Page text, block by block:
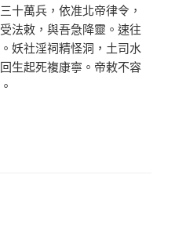
十萬兵，依准北帝律令，
法敕，與吾急降靈。速往
妖社淫祠精怪洞，土司水
生起死複康寧。帝敕不容